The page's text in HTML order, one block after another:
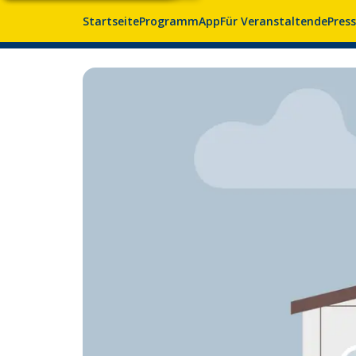
StartseiteProgrammAppFür Veranstaltende